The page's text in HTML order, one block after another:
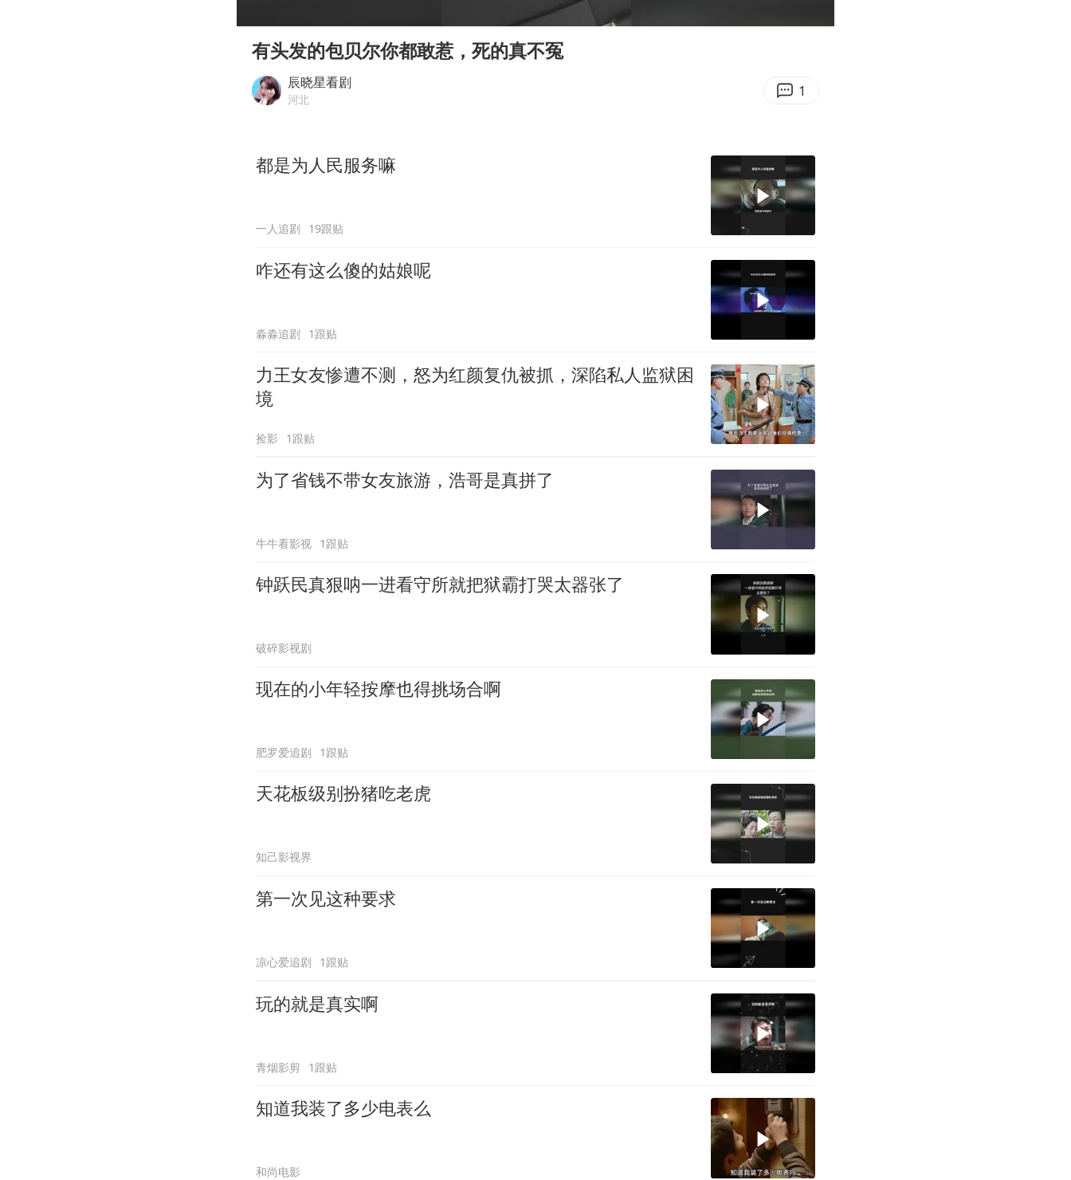
广岛核爆81周年央视播《奥本海默》
河南某医院2.33亿工程串标案细节披露
有头发的包贝尔你都敢惹，死的真不冤
辰晓星看剧
河北 1
都是为人民服务嘛
一人追剧 19跟贴
咋还有这么傻的姑娘呢
淼淼追剧 1跟贴
力王女友惨遭不测，怒为红颜复仇被抓，深陷私人监狱困
境
捡影 1跟贴
为了省钱不带女友旅游，浩哥是真拼了
牛牛看影视 1跟贴
钟跃民真狠呐一进看守所就把狱霸打哭太器张了
破碎影视剧
现在的小年轻按摩也得挑场合啊
肥罗爱追剧 1跟贴
天花板级别扮猪吃老虎
知己影视界
第一次见这种要求
凉心爱追剧 1跟贴
玩的就是真实啊
青烟影剪 1跟贴
知道我装了多少电表么
和尚电影